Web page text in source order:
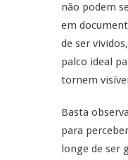
não podem
em
de ser
palco ideal
tornem
Basta
para
longe de ser